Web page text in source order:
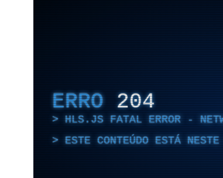
ERRO 204
HLS.JS FATAL ERROR -
ESTE CONTEÚDO ESTÁ